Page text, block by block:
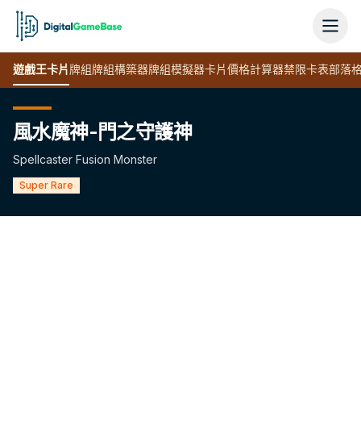
遊戲王卡片牌組牌組構築器牌組模擬器卡片價格計算器禁限卡表部落
風水魔神-門之守護神
Spellcaster Fusion Monster
Super Rare